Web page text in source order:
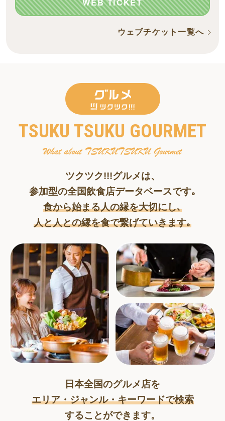
ウェブチケット一覧へ
TSUKU TSUKU GOURMET
ツクツク!!!グルメは、
参加型の全国飲食店データベースです｡
食から始まる人の縁を大切にし､
人と人との縁を食で繋げていきます｡
日本全国のグルメ店を
エリア・ジャンル・キーワードで検索
することができます。